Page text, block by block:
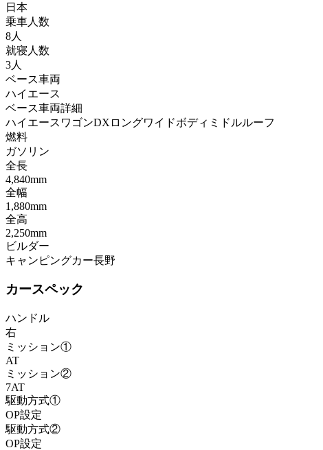
日本
乗車人数
8人
就寝人数
3人
ベース車両
ハイエース
ベース車両詳細
ハイエースワゴンDXロングワイドボディミドルルーフ
燃料
ガソリン
全長
4,840mm
全幅
1,880mm
全高
2,250mm
ビルダー
キャンピングカー長野
カースペック
ハンドル
右
ミッション①
AT
ミッション②
7AT
駆動方式①
OP設定
駆動方式②
OP設定